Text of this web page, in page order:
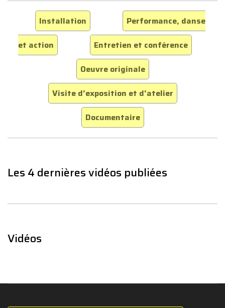
Installation
Performance, danse
et action
Entretien et conférence
Oeuvre originale
Visite d'exposition et d'atelier
Documentaire
Les 4 dernières vidéos publiées
Vidéos